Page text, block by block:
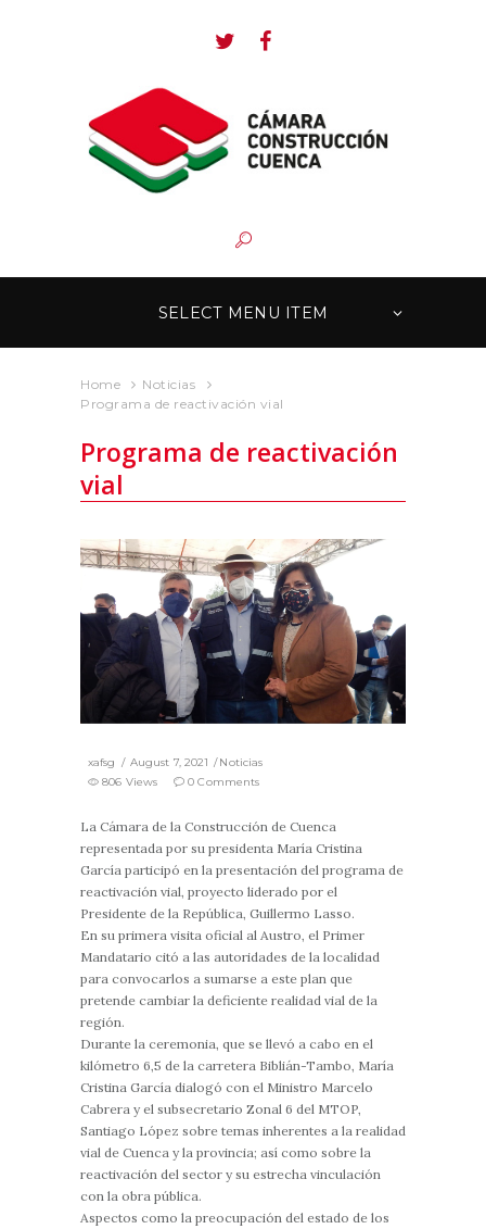
SELECT MENU ITEM
Home
Noticias
Programa de reactivación vial
Programa de reactivación
vial
xafsg August 7, 2021
Noticias
806 Views
0 Comments
La Cámara de la Construcción de Cuenca
representada por su presidenta María Cristina
García participó en la presentación del programa de
reactivación vial, proyecto liderado por el
Presidente de la República, Guillermo Lasso.
En su primera visita oficial al Austro, el Primer
Mandatario citó a las autoridades de la localidad
para convocarlos a sumarse a este plan que
pretende cambiar la deficiente realidad vial de la
región.
Durante la ceremonia, que se llevó a cabo en el
kilómetro 6,5 de la carretera Biblián-Tambo, María
Cristina García dialogó con el Ministro Marcelo
Cabrera y el subsecretario Zonal 6 del MTOP,
Santiago López sobre temas inherentes a la realidad
vial de Cuenca y la provincia; así como sobre la
reactivación del sector y su estrecha vinculación
con la obra pública.
Aspectos como la preocupación del estado de los